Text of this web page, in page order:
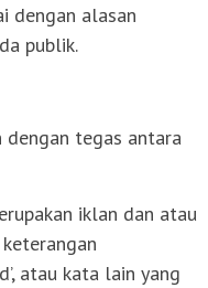
dengan alasan
publik.
dengan tegas antara
iklan dan atau
atau kata lain yang